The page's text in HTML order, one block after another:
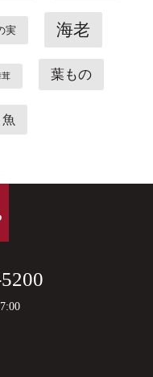
実 海老
茸 葉もの
魚